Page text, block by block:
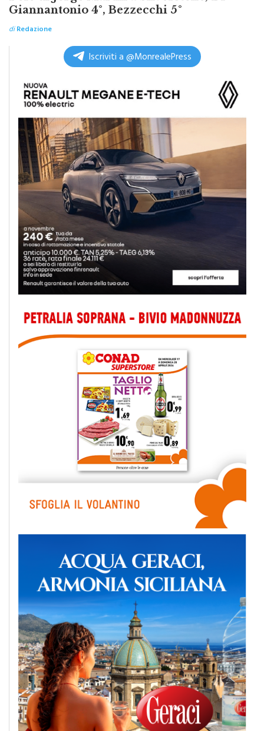
Pole di Jorge Martin a Silverstone, Di
Giannantonio 4°, Bezzecchi 5°
di